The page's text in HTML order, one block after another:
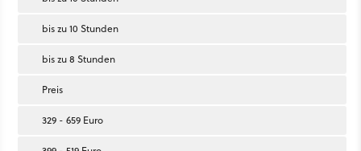
bis zu 10 Stunden
bis zu 8 Stunden
Preis
329 - 659 Euro